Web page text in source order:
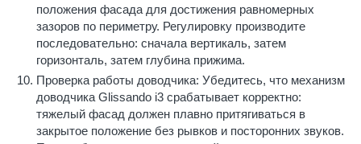
положения фасада для достижения равномерных
зазоров по периметру. Регулировку производите
последовательно: сначала вертикаль, затем
горизонталь, затем глубина прижима.
Проверка работы доводчика: Убедитесь, что механизм
доводчика Glissando i3 срабатывает корректно:
тяжелый фасад должен плавно притягиваться в
закрытое положение без рывков и посторонних звуков.